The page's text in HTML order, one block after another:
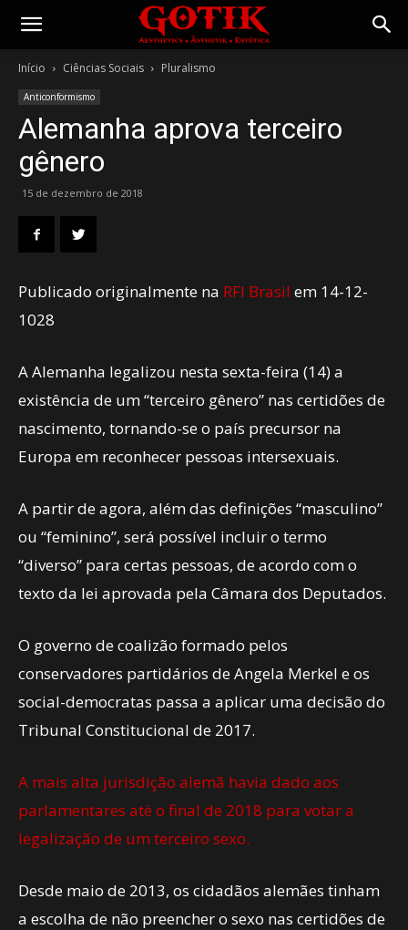
Gotik
Início Ciências Sociais Pluralismo
Anticonformismo
Alemanha aprova terceiro
gênero
15 de dezembro de 2018
Publicado originalmente na RFI Brasil em 14-12-
1028
A Alemanha legalizou nesta sexta-feira (14) a
existência de um “terceiro gênero” nas certidões de
nascimento, tornando-se o país precursor na
Europa em reconhecer pessoas intersexuais.
A partir de agora, além das definições “masculino”
ou “feminino”, será possível incluir o termo
“diverso” para certas pessoas, de acordo com o
texto da lei aprovada pela Câmara dos Deputados.
O governo de coalizão formado pelos
conservadores partidários de Angela Merkel e os
social-democratas passa a aplicar uma decisão do
Tribunal Constitucional de 2017.
A mais alta jurisdição alemã havia dado aos
parlamentares até o final de 2018 para votar a
legalização de um terceiro sexo.
Desde maio de 2013, os cidadãos alemães tinham
a escolha de não preencher o sexo nas certidões de